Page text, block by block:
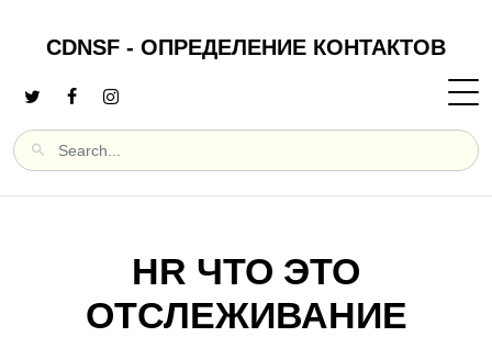
CDNSF - ОПРЕДЕЛЕНИЕ КОНТАКТОВ
HR ЧТО ЭТО
ОТСЛЕЖИВАНИЕ